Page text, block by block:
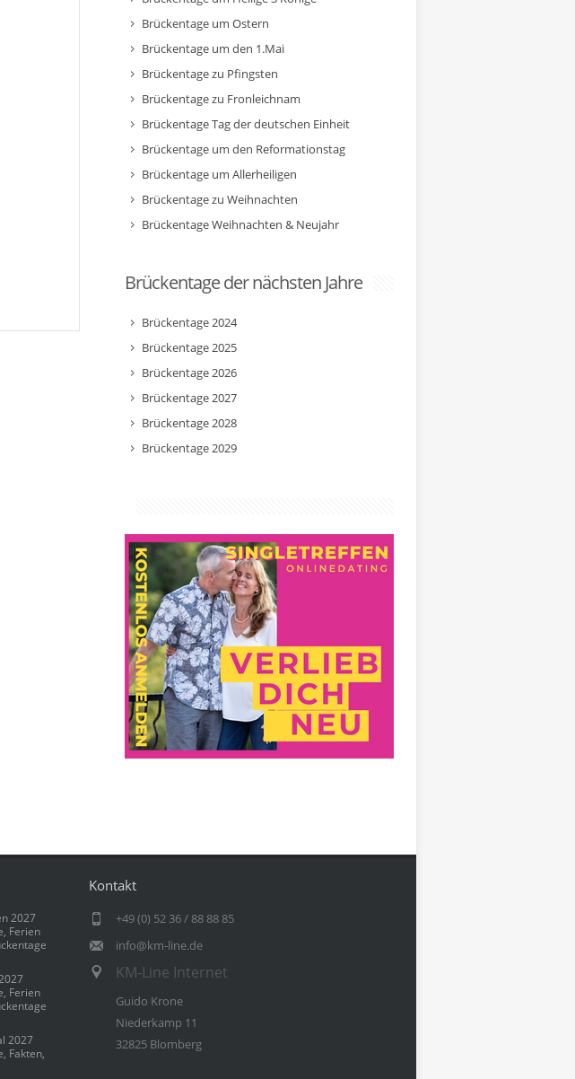
Brückentage um Ostern
Brückentage um den 1.Mai
Brückentage zu Pfingsten
Brückentage zu Fronleichnam
Brückentage Tag der deutschen Einheit
Brückentage um den Reformationstag
Brückentage um Allerheiligen
Brückentage zu Weihnachten
Brückentage Weihnachten & Neujahr
Brückentage der nächsten Jahre
Brückentage 2024
Brückentage 2025
Brückentage 2026
Brückentage 2027
Brückentage 2028
Brückentage 2029
2027
Ferien
Ferien
2027
Fakten,
Kontakt
+49 (0) 52 36 / 88 88 85
info@km-line.de
KM-Line Internet
Guido Krone
Niederkamp 11
32825 Blomberg